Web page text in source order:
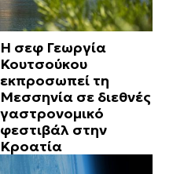
Η σεφ Γεωργία
Κουτσούκου
εκπροσωπεί τη
Μεσσηνία σε διεθνές
γαστρονομικό
φεστιβάλ στην
Κροατία